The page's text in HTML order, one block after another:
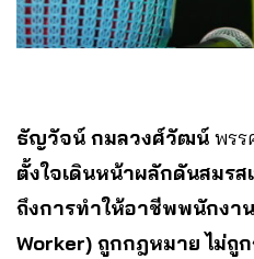
ธัญวัจน์ กมลวงศ์วัฒน์ พรร
ตั้งใจเดินหน้าผลักดันสมรส
ถึงการทำให้อาชีพพนักงา
Worker) ถูกกฎหมาย ไม่ถู